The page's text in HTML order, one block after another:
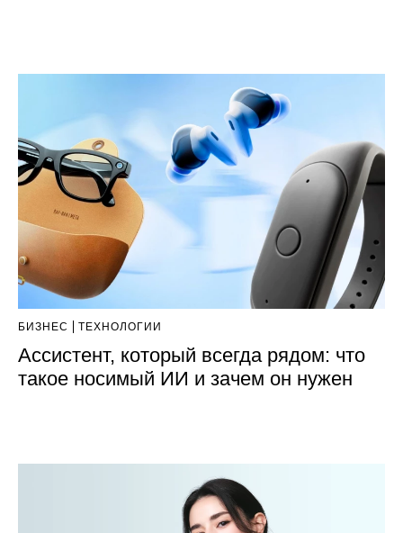
БИЗНЕС ТЕХНОЛОГИИ
Ассистент, который всегда рядом: что
такое носимый ИИ и зачем он нужен